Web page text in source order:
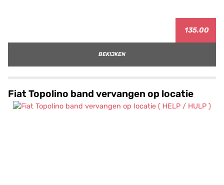
135.00
BEKIJKEN
Fiat Topolino band vervangen op locatie